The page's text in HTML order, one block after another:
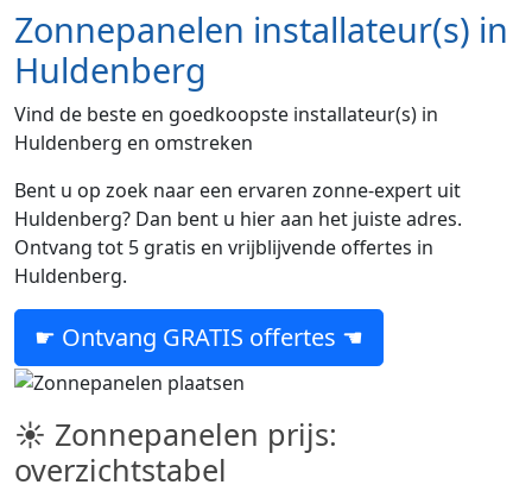
Zonnepanelen installateur(s) in
Huldenberg
Vind de beste en goedkoopste installateur(s) in
Huldenberg en omstreken
Bent u op zoek naar een ervaren zonne-expert uit
Huldenberg? Dan bent u hier aan het juiste adres.
Ontvang tot 5 gratis en vrijblijvende offertes in
Huldenberg.
☛ Ontvang GRATIS offertes ☚
☀ Zonnepanelen prijs:
overzichtstabel